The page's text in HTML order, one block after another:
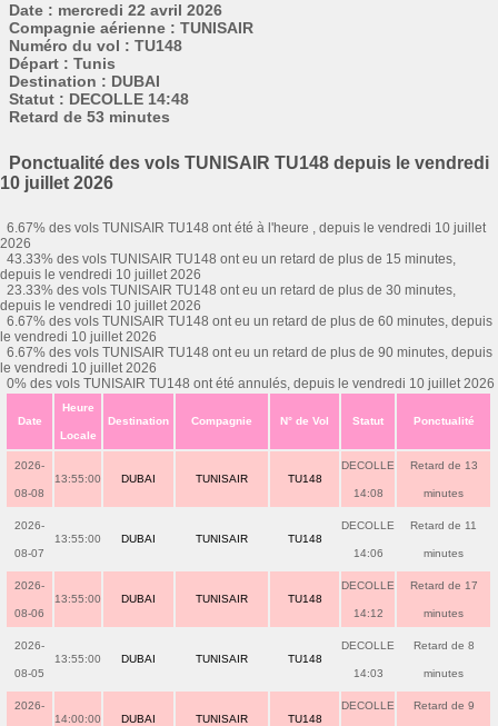
Date : mercredi 22 avril 2026
Compagnie aérienne : TUNISAIR
Numéro du vol : TU148
Départ : Tunis
Destination : DUBAI
Statut : DECOLLE 14:48
Retard de 53 minutes
Ponctualité des vols TUNISAIR TU148 depuis le vendredi
10 juillet 2026
6.67% des vols TUNISAIR TU148 ont été à l'heure , depuis le vendredi 10 juillet
2026
43.33% des vols TUNISAIR TU148 ont eu un retard de plus de 15 minutes,
depuis le vendredi 10 juillet 2026
23.33% des vols TUNISAIR TU148 ont eu un retard de plus de 30 minutes,
depuis le vendredi 10 juillet 2026
6.67% des vols TUNISAIR TU148 ont eu un retard de plus de 60 minutes, depuis
le vendredi 10 juillet 2026
6.67% des vols TUNISAIR TU148 ont eu un retard de plus de 90 minutes, depuis
le vendredi 10 juillet 2026
0% des vols TUNISAIR TU148 ont été annulés, depuis le vendredi 10 juillet 2026
Date
Heure
Locale
Destination Compagnie N° de Vol Statut Ponctualité
2026-
08-08
13:55:00 DUBAI TUNISAIR TU148
DECOLLE
14:08
Retard de 13
minutes
2026-
08-07
13:55:00 DUBAI TUNISAIR TU148
DECOLLE
14:06
Retard de 11
minutes
2026-
08-06
13:55:00 DUBAI TUNISAIR TU148
DECOLLE
14:12
Retard de 17
minutes
2026-
08-05
13:55:00 DUBAI TUNISAIR TU148
DECOLLE
14:03
Retard de 8
minutes
2026-
14:00:00 DUBAI TUNISAIR TU148
DECOLLE Retard de 9